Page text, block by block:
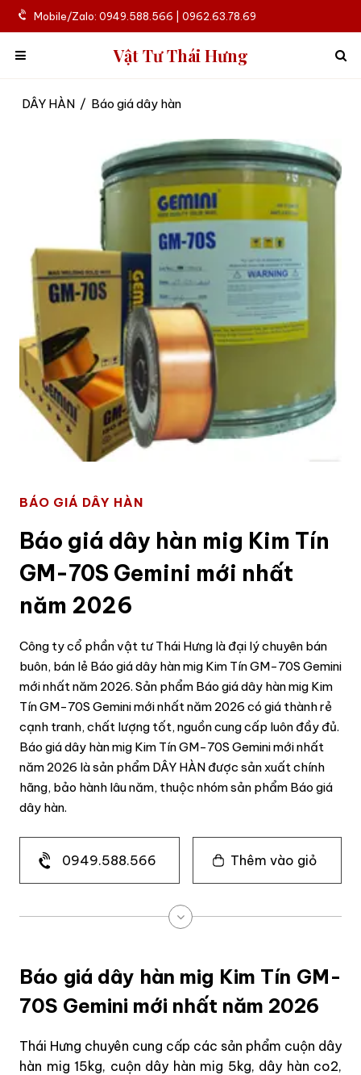
Mobile/Zalo: 0949.588.566 | 0962.63.78.69
Vật Tư Thái Hưng
DÂY HÀN / Báo giá dây hàn
BÁO GIÁ DÂY HÀN
Báo giá dây hàn mig Kim Tín
GM-70S Gemini mới nhất
năm 2026
Công ty cổ phần vật tư Thái Hưng là đại lý chuyên bán
buôn, bán lẻ Báo giá dây hàn mig Kim Tín GM-70S Gemini
mới nhất năm 2026. Sản phẩm Báo giá dây hàn mig Kim
Tín GM-70S Gemini mới nhất năm 2026 có giá thành rẻ
cạnh tranh, chất lượng tốt, nguồn cung cấp luôn đầy đủ.
Báo giá dây hàn mig Kim Tín GM-70S Gemini mới nhất
năm 2026 là sản phẩm DÂY HÀN được sản xuất chính
hãng, bảo hành lâu năm, thuộc nhóm sản phẩm Báo giá
dây hàn.
0949.588.566 Thêm vào giỏ
Báo giá dây hàn mig Kim Tín GM-
70S Gemini mới nhất năm 2026
Thái Hưng chuyên cung cấp các sản phẩm cuộn dây
hàn mig 15kg, cuộn dây hàn mig 5kg, dây hàn co2,